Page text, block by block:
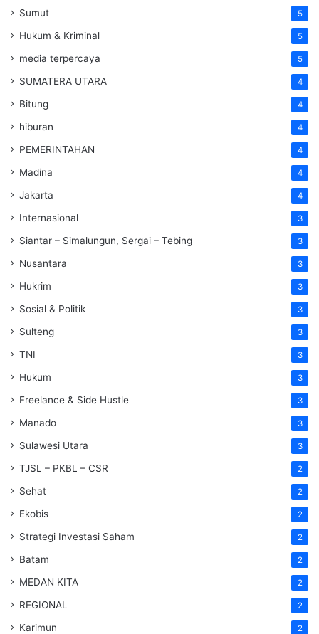
Sumut 5
Hukum & Kriminal 5
media terpercaya 5
SUMATERA UTARA 4
Bitung 4
hiburan 4
PEMERINTAHAN 4
Madina 4
Jakarta 4
Internasional 3
Siantar – Simalungun, Sergai – Tebing 3
Nusantara 3
Hukrim 3
Sosial & Politik 3
Sulteng 3
TNI 3
Hukum 3
Freelance & Side Hustle 3
Manado 3
Sulawesi Utara 3
TJSL – PKBL – CSR 2
Sehat 2
Ekobis 2
Strategi Investasi Saham 2
Batam 2
MEDAN KITA 2
REGIONAL 2
Karimun 2